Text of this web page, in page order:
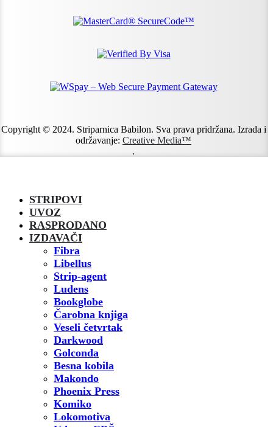
Copyright © 2024. Striparnica Babilon. Sva prava pridržana. Izrada i
održavanje: Creative Media™
.
STRIPOVI
UVOZ
RASPRODANO
IZDAVAČI
Fibra
Libellus
Strip-agent
Ludens
Bookglobe
Čarobna knjiga
Veseli četvrtak
Darkwood
Golconda
Besna kobila
Makondo
Phoenix Press
Komiko
Lokomotiva